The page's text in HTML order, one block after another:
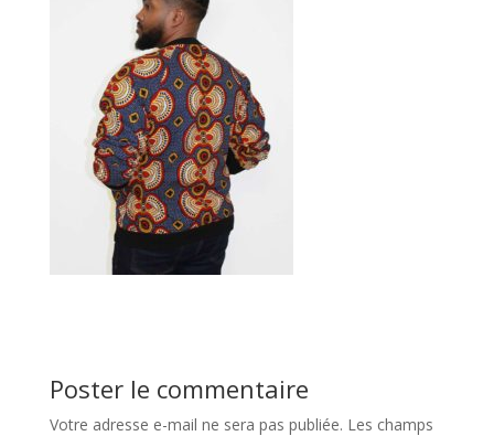
Poster le commentaire
Votre adresse e-mail ne sera pas publiée. Les champs